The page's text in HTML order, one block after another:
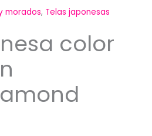
morados, Telas japonesas
color